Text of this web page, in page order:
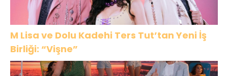
M Lisa ve Dolu Kadehi Ters Tut’tan Yeni İş
Birliği: “Vişne”